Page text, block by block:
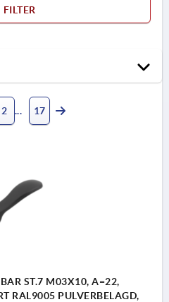
FILTER
2 17
ST.7 M03X10, A=22,
RAL9005 PULVERBELAGD,